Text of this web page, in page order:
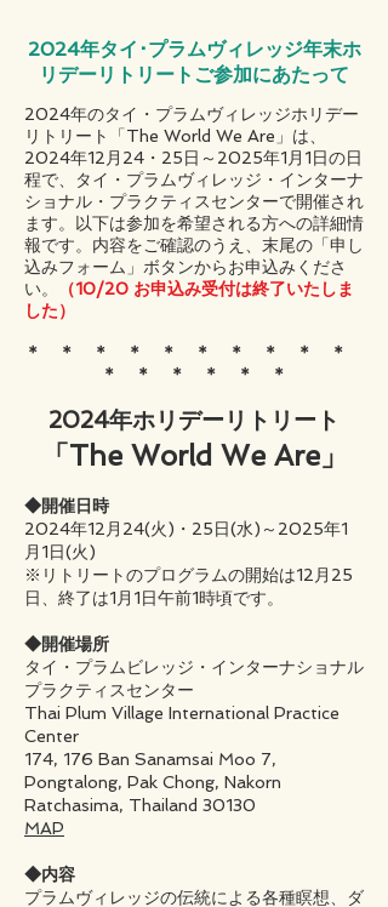
2024年タイ･プラムヴィレッジ年末ホ
リデーリトリートご参加にあたって
2024年のタイ・プラムヴィレッジホリデー
リトリート「The World We Are」は、
2024年12月24・25日～2025年1月1日の日
程で、タイ・プラムヴィレッジ・インターナ
ショナル・プラクティスセンターで開催され
ます。以下は参加を希望される方への詳細情
報です。内容をご確認のうえ、末尾の「申し
込みフォーム」ボタンからお申込みくださ
い。
（10/20 お申込み受付は終了いたしま
した）
＊ ＊ ＊ ＊ ＊ ＊ ＊ ＊ ＊ ＊
＊ ​＊ ＊ ＊ ＊ ＊
2024年ホリデーリトリート
「The World We Are」
◆開催日時
2024年12月24(火)・25日(水)～2025年1
月1日(火)
※リトリートのプログラムの開始は12月25
日、終了は1月1日午前1時頃です。
◆開催場所
タイ・プラムビレッジ・インターナショナル
プラクティスセンター
Thai Plum Village International Practice
Center
174, 176 Ban Sanamsai Moo 7,
Pongtalong, Pak Chong, Nakorn
Ratchasima, Thailand 30130
MAP
◆内容
プラムヴィレッジの伝統による各種瞑想、ダ